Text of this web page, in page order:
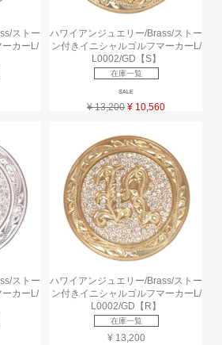
ストー
ーカーL/
ハワイアンジュエリー/Brass/ストー
ン付きイニシャルゴルフマーカーL/
L0002/GD【S】
在庫一覧
SALE
¥ 13,200 ¥ 10,560
ストー
ーカーL/
ハワイアンジュエリー/Brass/ストー
ン付きイニシャルゴルフマーカーL/
L0002/GD【R】
在庫一覧
¥ 13,200